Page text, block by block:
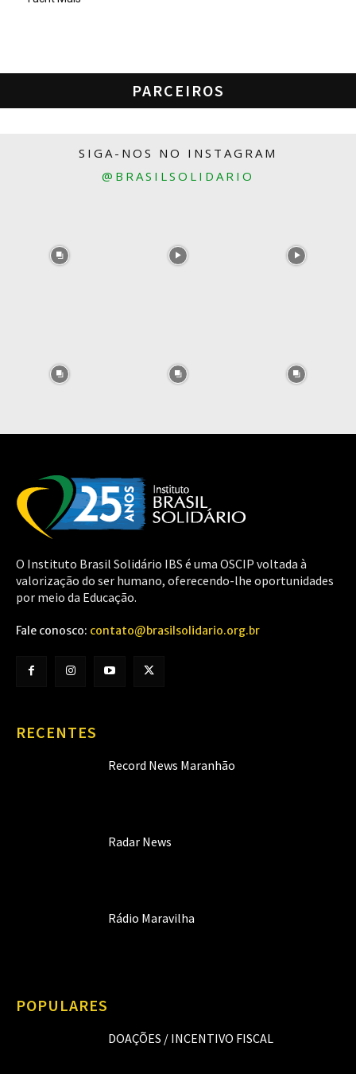
PARCEIROS
SIGA-NOS NO INSTAGRAM
@BRASILSOLIDARIO
O Instituto Brasil Solidário IBS é uma OSCIP voltada à
valorização do ser humano, oferecendo-lhe oportunidades
por meio da Educação.
Fale conosco: contato@brasilsolidario.org.br
RECENTES
Record News Maranhão
Radar News
Rádio Maravilha
POPULARES
DOAÇÕES / INCENTIVO FISCAL